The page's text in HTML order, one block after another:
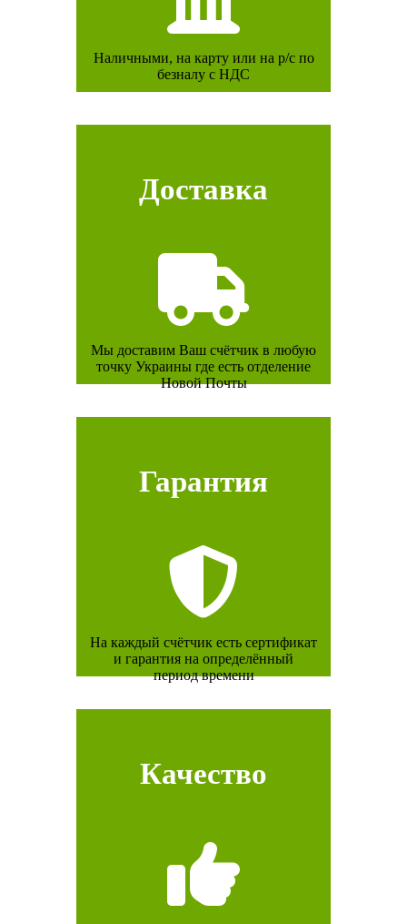
Наличными, на карту или на р/с по
безналу с НДС
Доставка
Мы доставим Ваш счётчик в любую
точку Украины где есть отделение
Новой Почты
Гарантия
На каждый счётчик есть сертификат
и гарантия на определённый
период времени
Качество